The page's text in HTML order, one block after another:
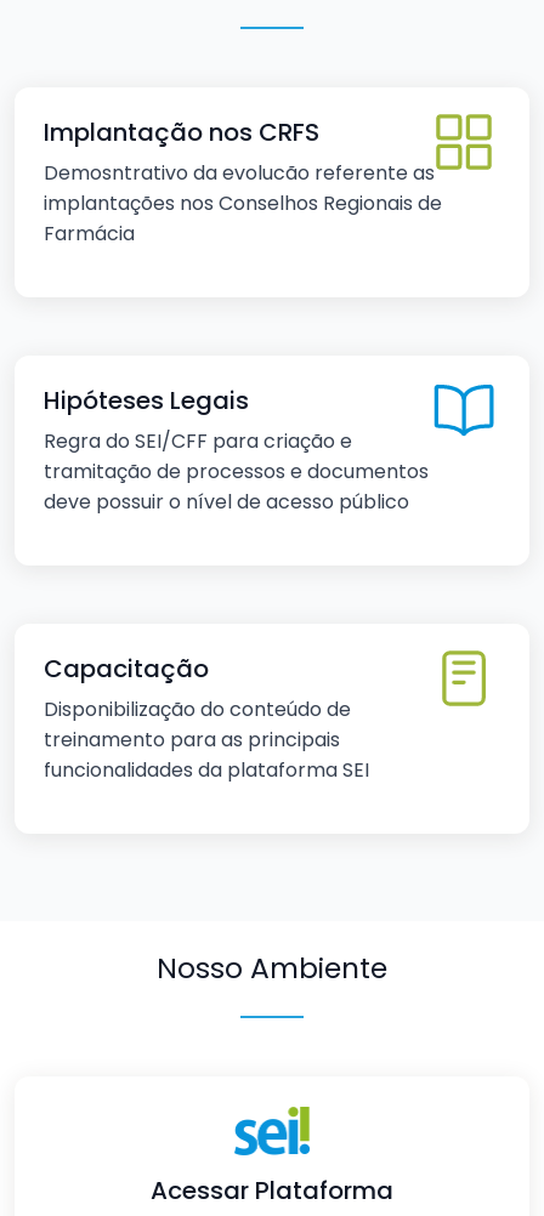
Implantação nos CRFS
Demosntrativo da evolucão referente as
implantações nos Conselhos Regionais de
Farmácia
Hipóteses Legais
Regra do SEI/CFF para criação e
tramitação de processos e documentos
deve possuir o nível de acesso público
Capacitação
Disponibilização do conteúdo de
treinamento para as principais
funcionalidades da plataforma SEI
Nosso Ambiente
Acessar Plataforma